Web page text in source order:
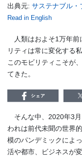
出典元: サステナブル
Read in English
人類はおよそ1万年前
リティは常に変化する
このモビリティこそが
てきた。
そんな中、 2020年3
われは前代未聞の世界
模のパンデミックによ
活や都市、ビジネスが